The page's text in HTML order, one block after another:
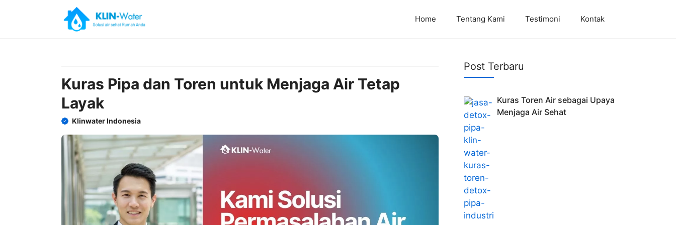
Home Tentang Kami Testimoni Kontak
Kuras Pipa dan Toren untuk Menjaga Air Tetap
Layak
Klinwater Indonesia
Post Terbaru
Kuras Toren Air sebagai Upaya
Menjaga Air Sehat